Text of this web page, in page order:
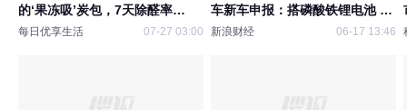
的‘果冻吸’炭包，7天除醛率
98.3%！
每日优享生活 07-27 03:00
车新车申报：搭磷酸铁锂电池 能
否在插混市场获认可？
新浪财经 06-17 13:46